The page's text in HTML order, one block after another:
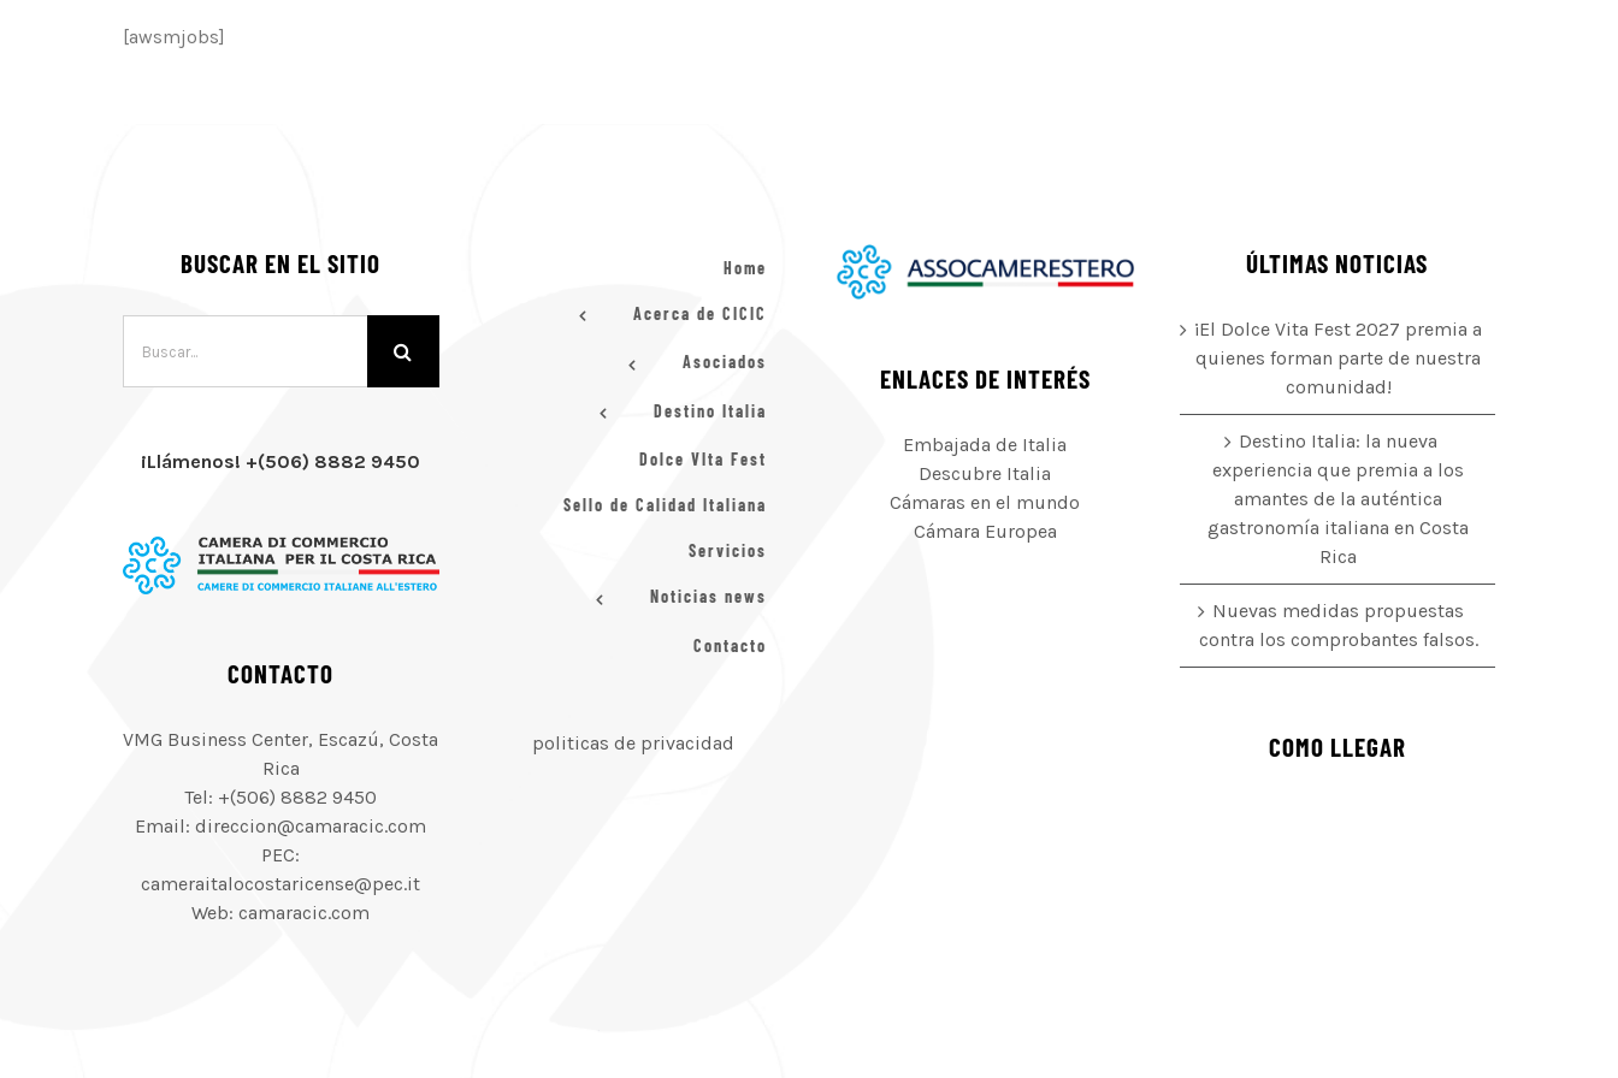
[awsmjobs]
BUSCAR EN EL SITIO
¡Llámenos! +(506) 8882 9450
CONTACTO
VMG Business Center, Escazú, Costa
Rica
Tel: +(506) 8882 9450
Email: direccion@camaracic.com
PEC:
cameraitalocostaricense@pec.it
Web: camaracic.com
Home
Acerca de CICIC
Asociados
Destino Italia
Dolce VIta Fest
Sello de Calidad Italiana
Servicios
Noticias news
Contacto
politicas de privacidad
ENLACES DE INTERÉS
Embajada de Italia
Descubre Italia
Cámaras en el mundo
Cámara Europea
ÚLTIMAS NOTICIAS
¡El Dolce Vita Fest 2027 premia a
quienes forman parte de nuestra
comunidad!
Destino Italia: la nueva
experiencia que premia a los
amantes de la auténtica
gastronomía italiana en Costa
Rica
Nuevas medidas propuestas
contra los comprobantes falsos.
COMO LLEGAR